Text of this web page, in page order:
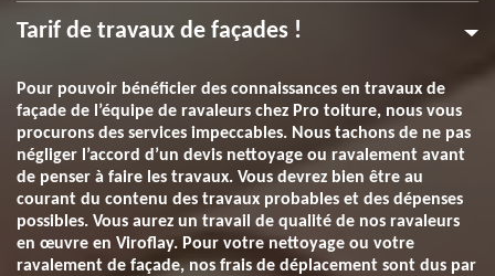
Tarif de travaux de façades !
Pour pouvoir bénéficier des connaissances en travaux de
façade de l’équipe de ravaleurs chez Pro toiture, nous vous
procurons des services impeccables. Nous tachons de ne pas
négliger l’accord d’un devis nettoyage ou ravalement avant
de penser à faire les travaux. Vous devrez bien être au
courant du contenu des travaux probables et des dépenses
possibles. Vous aurez un travail de qualité de nos ravaleurs
en œuvre en Viroflay. Pour votre nettoyage ou votre
ravalement de façade, nos frais de déplacement sont dus par